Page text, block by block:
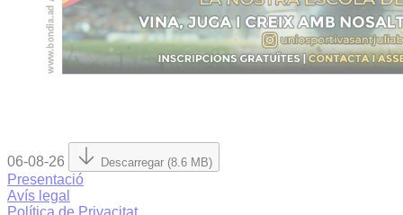
06-08-26 Descarregar (8.6 MB)
Presentació
Avís legal